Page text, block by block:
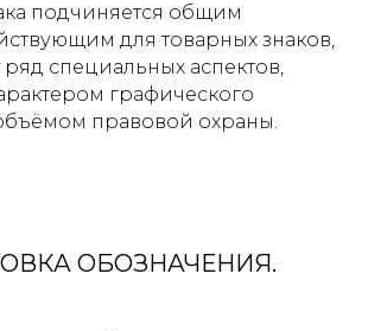
подчиняется общим
для товарных знаков,
специальных аспектов,
графического
правовой охраны.
ОБОЗНАЧЕНИЯ.